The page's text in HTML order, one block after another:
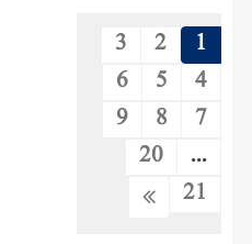
1
2
3
4
5
6
7
8
9
...
20
21